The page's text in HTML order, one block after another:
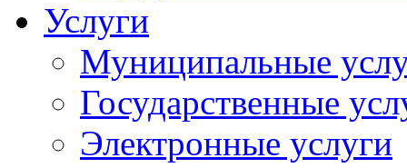
Услуги
Муниципальные
Государственные
Электронные услуги